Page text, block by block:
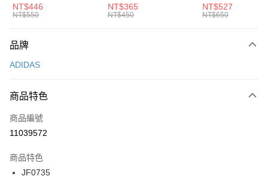
元大商業銀行
台灣樂天信用卡公司
AFTEE先享後付
【關於「AFTEE先享後付」】
便利好安心！
３．安心：先確認商品／服務後，再付款。
【「AFTEE先享後付」結帳流程】
１．於結帳方式選擇「AFTEE先享後付」後，將跳轉至「AFTEE先享後付」
２．訂單成立數日內，您將收到繳費通知簡訊。
３．收到繳費通知簡訊後14天內，點擊此簡訊中的連結，可透過四大超商／
ATM／網路銀行／等多元方式進行付款，方視為交易完成。
運送方式
每筆NT$100，滿NT$1,500(含以上)免運費
宅配
每筆NT$100，滿NT$1,500(含以上)免運費
付款後門市自取
每筆NT$100，滿NT$1,500(含以上)免運費
中統襪 FZ3393100
NT$446
NT$550
EMBRDY 男女 短統襪
FZ3073133
NT$365
NT$450
BA5871010
NT$527
NT$650
品牌
ADIDAS
商品特色
商品編號
11039572
商品特色
JF0735